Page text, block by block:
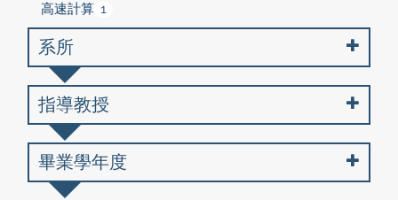
高速計算 1
系所
指導教授
畢業學年度